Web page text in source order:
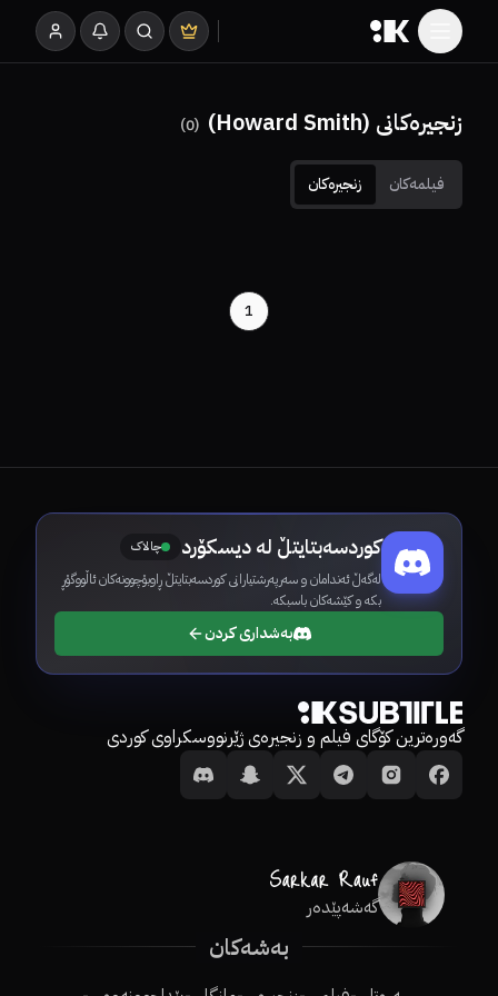
زنجیرەکانی (Howard Smith) (
0
)
فیلمەکان زنجیرەکان
1
کوردسەبتایتڵ لە دیسکۆرد چالاک
لەگەڵ ئەندامان و سەرپەرشتیارانی کوردسەبتایتڵ ڕاوبۆچوونەکان ئاڵووگۆڕ
بکە و کێشەکان باسبکە.
بەشداری کردن
گەورەترین کۆگای فیلم و زنجیرەی ژێرنووسکراوی کوردی
گەشەپێدەر
بەشەکان